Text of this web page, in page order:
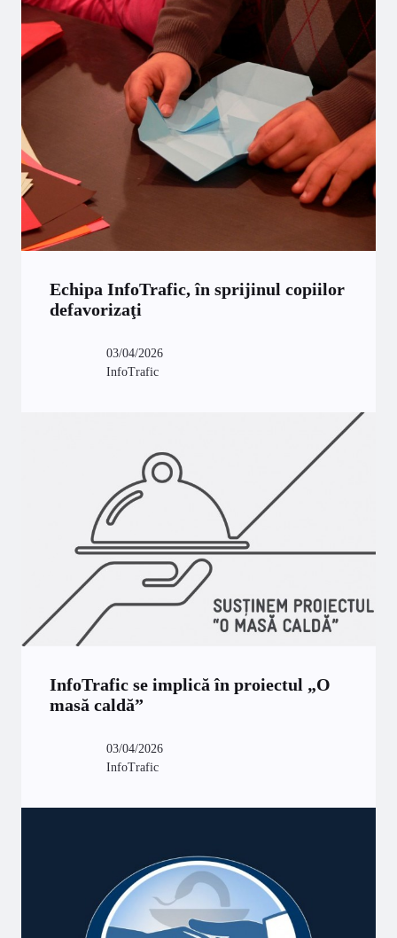
Echipa InfoTrafic, în sprijinul copiilor
defavorizaţi
03/04/2026
InfoTrafic
InfoTrafic se implică în proiectul „O
masă caldă”
03/04/2026
InfoTrafic